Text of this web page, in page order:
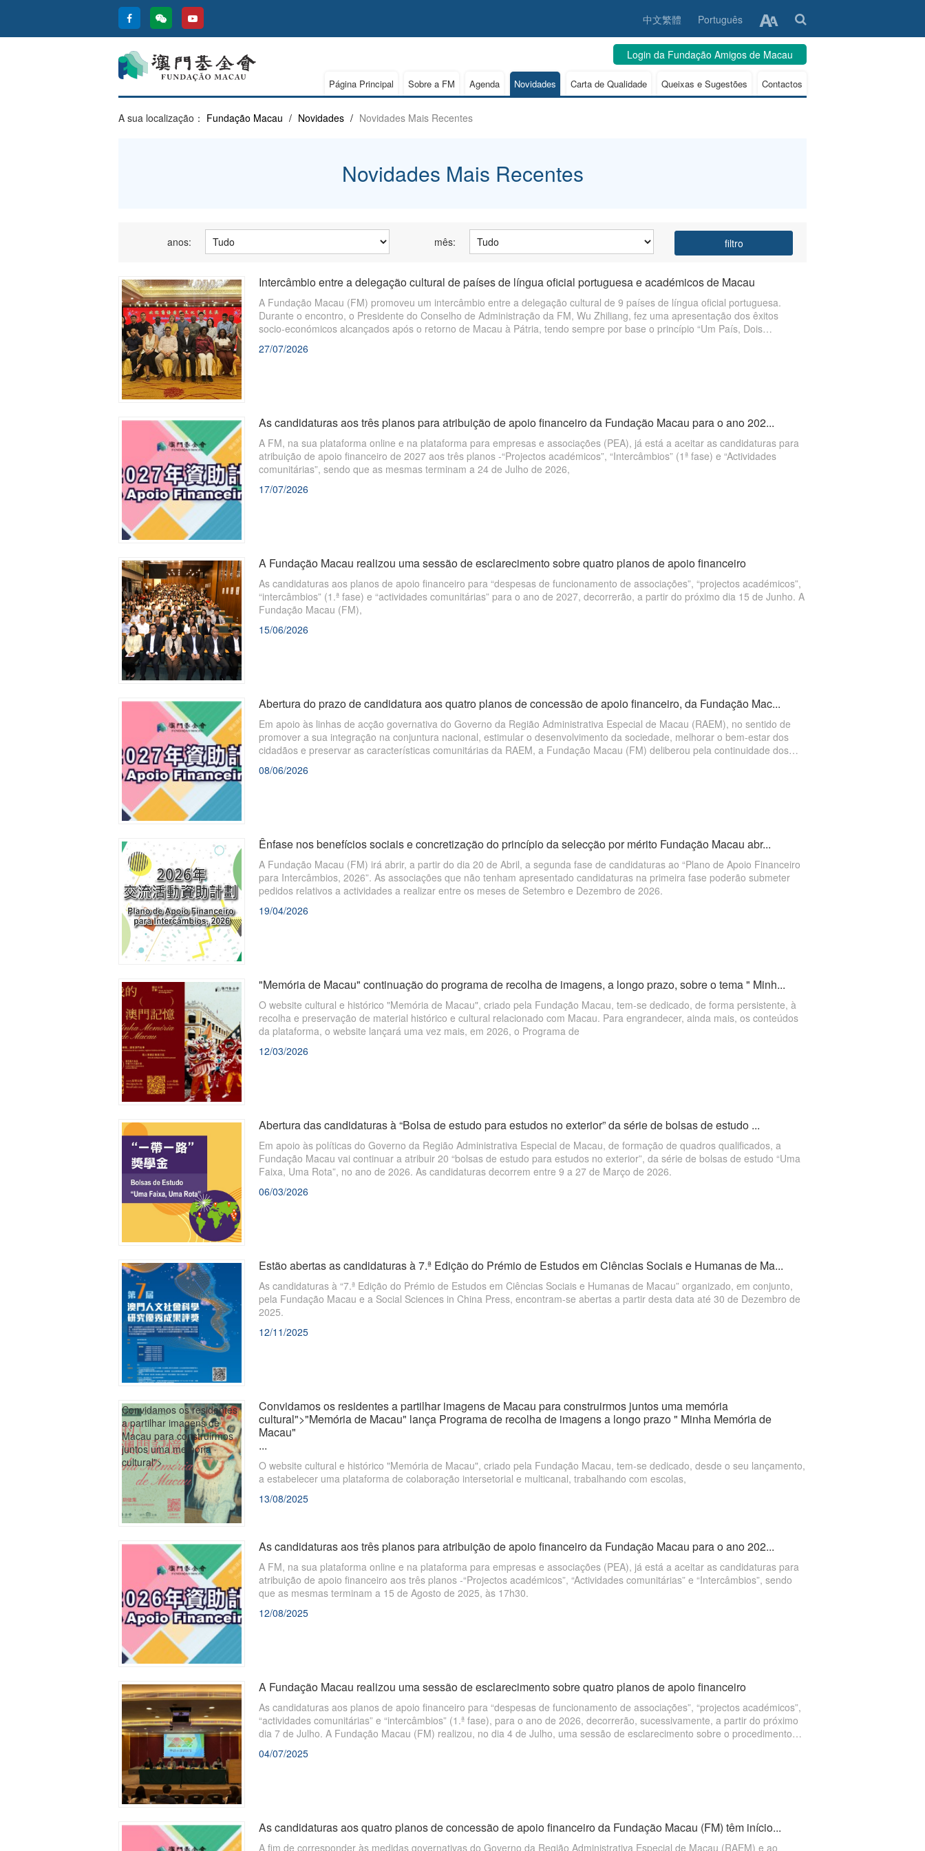
中文繁體 Português
Login da Fundação Amigos de Macau
Página Principal Sobre a FM Agenda Novidades Carta de Qualidade Queixas e Sugestões Contactos
A sua localização： Fundação Macau / Novidades / Novidades Mais Recentes
Novidades Mais Recentes
anos: mês: filtro
Intercâmbio entre a delegação cultural de países de língua oficial portuguesa e académicos de Macau
A Fundação Macau (FM) promoveu um intercâmbio entre a delegação cultural de 9 países de língua oficial portuguesa.
Durante o encontro, o Presidente do Conselho de Administração da FM, Wu Zhiliang, fez uma apresentação dos êxitos
socio-económicos alcançados após o retorno de Macau à Pátria, tendo sempre por base o princípio “Um País, Dois
Sistemas”, bem como de acordo com os resultados resultantes da preservação das características culturais únicas de
Macau, salientando a importância de manter uma relação de cooperação económica, comercial e cultural entre Macau e os
27/07/2026
As candidaturas aos três planos para atribuição de apoio financeiro da Fundação Macau para o ano 202...
A FM, na sua plataforma online e na plataforma para empresas e associações (PEA), já está a aceitar as candidaturas para
atribuição de apoio financeiro de 2027 aos três planos -“Projectos académicos”, “Intercâmbios” (1ª fase) e “Actividades
comunitárias”, sendo que as mesmas terminam a 24 de Julho de 2026,
17/07/2026
A Fundação Macau realizou uma sessão de esclarecimento sobre quatro planos de apoio financeiro
As candidaturas aos planos de apoio financeiro para “despesas de funcionamento de associações”, “projectos académicos”,
“intercâmbios” (1.ª fase) e “actividades comunitárias” para o ano de 2027, decorrerão, a partir do próximo dia 15 de Junho. A
Fundação Macau (FM),
15/06/2026
Abertura do prazo de candidatura aos quatro planos de concessão de apoio financeiro, da Fundação Mac...
Em apoio às linhas de acção governativa do Governo da Região Administrativa Especial de Macau (RAEM), no sentido de
promover a sua integração na conjuntura nacional, estimular o desenvolvimento da sociedade, melhorar o bem-estar dos
cidadãos e preservar as características comunitárias da RAEM, a Fundação Macau (FM) deliberou pela continuidade dos
quatro planos de concessão de apoio financeiro, nomeadamente, para apoiar “despesas de funcionamento de associações”,
“projectos académicos”, “intercâmbios” e “actividades comunitárias”, no ano de 2027. As candidaturas ao apoio financeiro
08/06/2026
Ênfase nos benefícios sociais e concretização do princípio da selecção por mérito Fundação Macau abr...
A Fundação Macau (FM) irá abrir, a partir do dia 20 de Abril, a segunda fase de candidaturas ao “Plano de Apoio Financeiro
para Intercâmbios, 2026”. As associações que não tenham apresentado candidaturas na primeira fase poderão submeter
pedidos relativos a actividades a realizar entre os meses de Setembro e Dezembro de 2026.
19/04/2026
"Memória de Macau" continuação do programa de recolha de imagens, a longo prazo, sobre o tema " Minh...
O website cultural e histórico "Memória de Macau", criado pela Fundação Macau, tem-se dedicado, de forma persistente, à
recolha e preservação de material histórico e cultural relacionado com Macau. Para engrandecer, ainda mais, os conteúdos
da plataforma, o website lançará uma vez mais, em 2026, o Programa de
12/03/2026
Abertura das candidaturas à “Bolsa de estudo para estudos no exterior” da série de bolsas de estudo ...
Em apoio às políticas do Governo da Região Administrativa Especial de Macau, de formação de quadros qualificados, a
Fundação Macau vai continuar a atribuir 20 “bolsas de estudo para estudos no exterior”, da série de bolsas de estudo “Uma
Faixa, Uma Rota”, no ano de 2026. As candidaturas decorrem entre 9 a 27 de Março de 2026.
06/03/2026
Estão abertas as candidaturas à 7.ª Edição do Prémio de Estudos em Ciências Sociais e Humanas de Ma...
As candidaturas à “7.ª Edição do Prémio de Estudos em Ciências Sociais e Humanas de Macau” organizado, em conjunto,
pela Fundação Macau e a Social Sciences in China Press, encontram-se abertas a partir desta data até 30 de Dezembro de
2025.
12/11/2025
Convidamos os residentes
a partilhar imagens de
Macau para construirmos
juntos uma memória
cultural">
Convidamos os residentes a partilhar imagens de Macau para construirmos juntos uma memória
cultural">"Memória de Macau" lança Programa de recolha de imagens a longo prazo " Minha Memória de
Macau"
...
O website cultural e histórico "Memória de Macau", criado pela Fundação Macau, tem-se dedicado, desde o seu lançamento,
a estabelecer uma plataforma de colaboração intersetorial e multicanal, trabalhando com escolas,
13/08/2025
As candidaturas aos três planos para atribuição de apoio financeiro da Fundação Macau para o ano 202...
A FM, na sua plataforma online e na plataforma para empresas e associações (PEA), já está a aceitar as candidaturas para
atribuição de apoio financeiro aos três planos -“Projectos académicos”, “Actividades comunitárias” e “Intercâmbios”, sendo
que as mesmas terminam a 15 de Agosto de 2025, às 17h30.
12/08/2025
A Fundação Macau realizou uma sessão de esclarecimento sobre quatro planos de apoio financeiro
As candidaturas aos planos de apoio financeiro para “despesas de funcionamento de associações”, “projectos académicos”,
“actividades comunitárias” e “intercâmbios” (1.ª fase), para o ano de 2026, decorrerão, sucessivamente, a partir do próximo
dia 7 de Julho. A Fundação Macau (FM) realizou, no dia 4 de Julho, uma sessão de esclarecimento sobre o procedimento
para instrução do processo de candidatura para o ano de 2026, contando com a participação de mais de xxx representantes
de associações interessadas.
04/07/2025
As candidaturas aos quatro planos de concessão de apoio financeiro da Fundação Macau (FM) têm início...
A fim de corresponder às medidas governativas do Governo da Região Administrativa Especial de Macau (RAEM) e ao